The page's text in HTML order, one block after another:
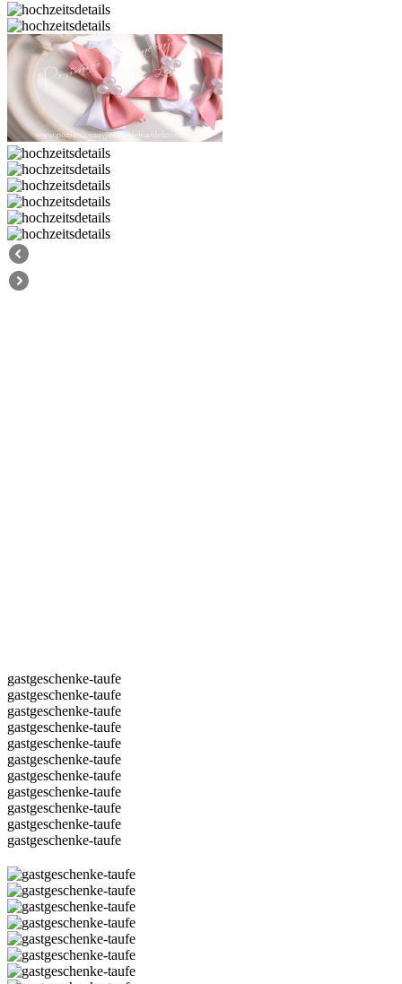
gastgeschenke-taufe
gastgeschenke-taufe
gastgeschenke-taufe
gastgeschenke-taufe
gastgeschenke-taufe
gastgeschenke-taufe
gastgeschenke-taufe
gastgeschenke-taufe
gastgeschenke-taufe
gastgeschenke-taufe
gastgeschenke-taufe